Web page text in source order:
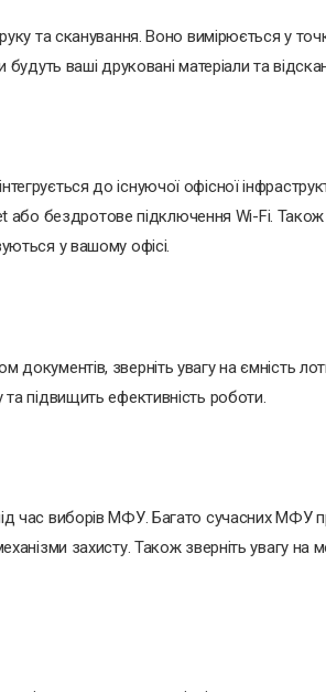
та сканування. Воно вимірюється у
будуть ваші друковані матеріали та
до існуючої офісної
або бездротове підключення Wi-Fi. Також
у вашому офісі.
зверніть увагу на ємність
підвищить ефективність роботи.
час виборів МФУ. Багато сучасних МФУ
захисту. Також зверніть увагу на